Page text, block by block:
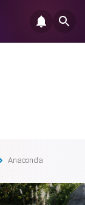
Anaconda